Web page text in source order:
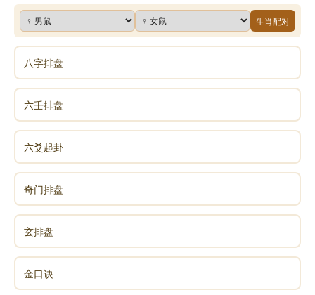
尖刺的胸针放置在同一个首饰盒中，以免刮擦造成黄金
表面损伤，确保黄金气场的完整性，使其风水效力得以
持续发挥。
定期清洁：保持黄金的洁净程度是充分发挥其风水
作用的重要环节。随着时间的推移，黄金表面会不可避
免地沾染灰尘、污垢等杂质，这些杂质会在一定程度上
阻碍黄金正能量的散发。定期使用柔软的布轻轻擦拭黄
金，能够有效去除表面的污垢，使其恢复原本的光泽。
光泽亮丽的黄金能够更好地与周围环境产生积极互动，
持续向外散发正能量，增强其在风水方面的积极效果。
避免随意丢弃或损坏：黄金在风水中被视为珍贵且
具有强大能量的物品，随意丢弃或损坏黄金被认为会对
个人或家庭的好运和福气造成严重破坏。如果黄金饰品
生肖配对
八字排盘
六壬排盘
六爻起卦
奇门排盘
玄排盘
金口诀